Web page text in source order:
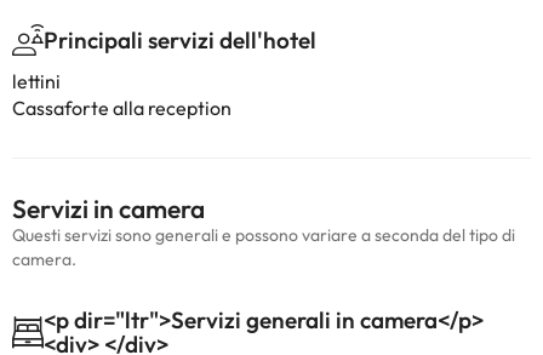
Principali servizi dell'hotel
lettini
Cassaforte alla reception
Servizi in camera
Questi servizi sono generali e possono variare a seconda del tipo di
camera.
<p dir="ltr">Servizi generali in camera</p>
<div> </div>